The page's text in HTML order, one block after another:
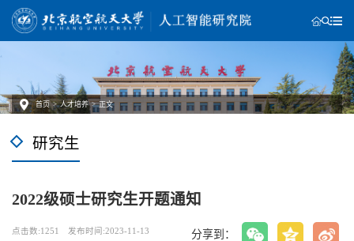
首页 > 人才培养 > 正文
研究生
2022级硕士研究生开题通知
点击数:1251 发布时间:2023-11-13 分享到：